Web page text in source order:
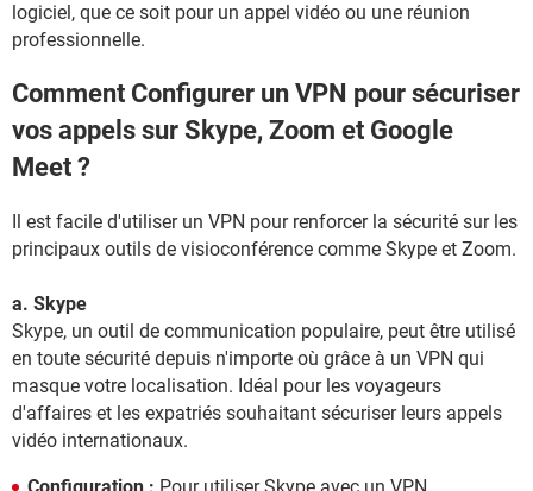
logiciel, que ce soit pour un appel vidéo ou une réunion
professionnelle.
Comment Configurer un VPN pour sécuriser
vos appels sur Skype, Zoom et Google
Meet ?
Il est facile d'utiliser un VPN pour renforcer la sécurité sur les
principaux outils de visioconférence comme Skype et Zoom.
a. Skype
Skype, un outil de communication populaire, peut être utilisé
en toute sécurité depuis n'importe où grâce à un VPN qui
masque votre localisation. Idéal pour les voyageurs
d'affaires et les expatriés souhaitant sécuriser leurs appels
vidéo internationaux.
Configuration : Pour utiliser Skype avec un VPN,